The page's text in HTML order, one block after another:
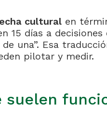
cultural en
15 días a decisiones
una”. Esa
pilotar y medir.
suelen